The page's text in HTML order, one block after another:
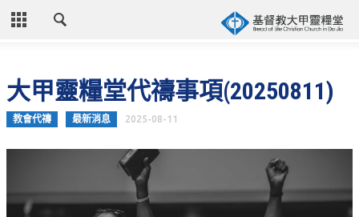
CLOSE
關於教會
信仰立場
大甲靈糧堂代禱事項(20250811)
教會代禱 最新消息 2025-08-11